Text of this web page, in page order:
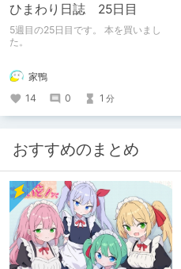
ひまわり日誌 25日目
5週目の25日目です。 本を買いまし
た。
家鴨
14
0 1 分
おすすめのまとめ